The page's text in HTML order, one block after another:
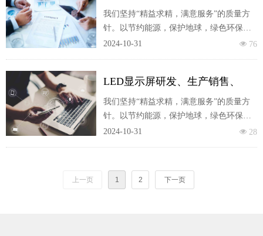
LED应用工程服务一体
我们坚持“精益求精，满意服务”的质量方
针。以节约能源，保护地球，绿色环保为
使命。我们将不懈努力与您携手共创一个
넶 76
2024-10-31
LED显示屏研发、生产销售、
LED应用工程服务一体
我们坚持“精益求精，满意服务”的质量方
针。以节约能源，保护地球，绿色环保为
使命。我们将不懈努力与您携手共创一个
넶 28
2024-10-31
上一页 1 2 下一页